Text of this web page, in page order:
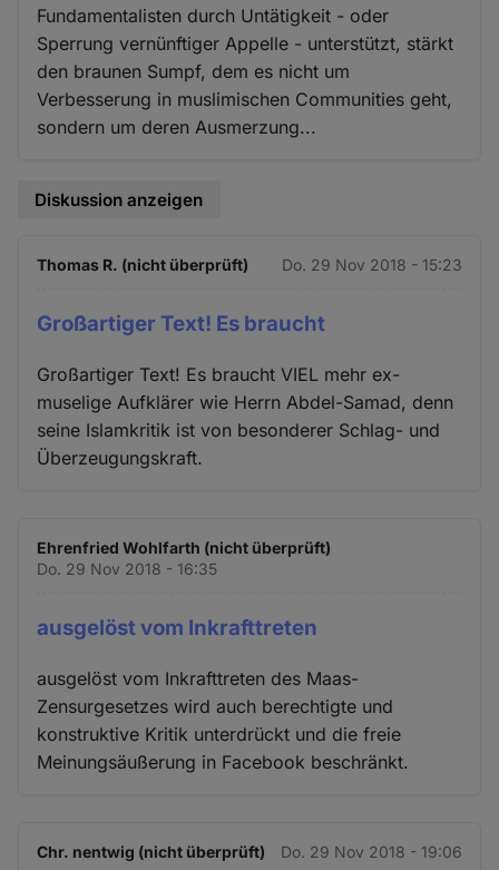
Fundamentalisten durch Untätigkeit - oder
Sperrung vernünftiger Appelle - unterstützt, stärkt
den braunen Sumpf, dem es nicht um
Verbesserung in muslimischen Communities geht,
sondern um deren Ausmerzung...
Diskussion anzeigen
Thomas R. (nicht überprüft) Do. 29 Nov 2018 - 15:23
Großartiger Text! Es braucht
Großartiger Text! Es braucht VIEL mehr ex-
muselige Aufklärer wie Herrn Abdel-Samad, denn
seine Islamkritik ist von besonderer Schlag- und
Überzeugungskraft.
Ehrenfried Wohlfarth (nicht überprüft)
Do. 29 Nov 2018 - 16:35
ausgelöst vom Inkrafttreten
ausgelöst vom Inkrafttreten des Maas-
Zensurgesetzes wird auch berechtigte und
konstruktive Kritik unterdrückt und die freie
Meinungsäußerung in Facebook beschränkt.
Chr. nentwig (nicht überprüft) Do. 29 Nov 2018 - 19:06